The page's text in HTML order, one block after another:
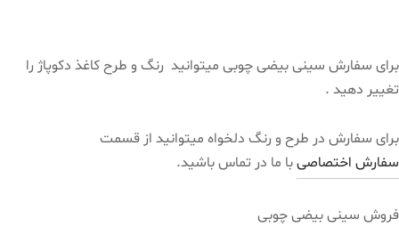
برای سفارش سینی بیضی چوبی میتوانید رنگ و طرح کاغذ دکوپاژ را
تغییر دهید .
برای سفارش در طرح و رنگ دلخواه میتوانید از قسمت
سفارش اختصاصیبا ما در تماس باشید.
فروش سینی بیضی چوبی